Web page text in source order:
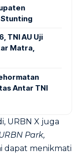
TNI AU Uji
Matra,
Antar TNI
URBN X juga
Park,
dapat menikmati